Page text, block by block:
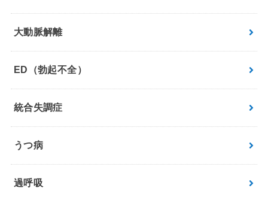
大動脈解離
ED（勃起不全）
統合失調症
うつ病
過呼吸